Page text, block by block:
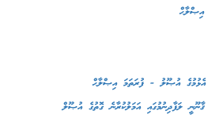
އެޅުމުގެ އުޞޫލު - ފުރަތަމަ އިޞްލާޙް
ލަފާދިނުމުގައި އަމަލުކުރާނެ ގޮތުގެ އުޞޫލް